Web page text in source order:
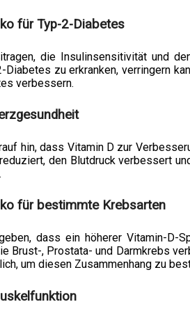
für Typ-2-Diabetes
die Insulinsensitivität und
zu erkranken, verringern
verbessern.
hin, dass Vitamin D zur
den Blutdruck verbessert
für bestimmte Krebsarten
dass ein höherer Vitamin-D-
Brust-, Prostata- und Darmkrebs
um diesen Zusammenhang zu